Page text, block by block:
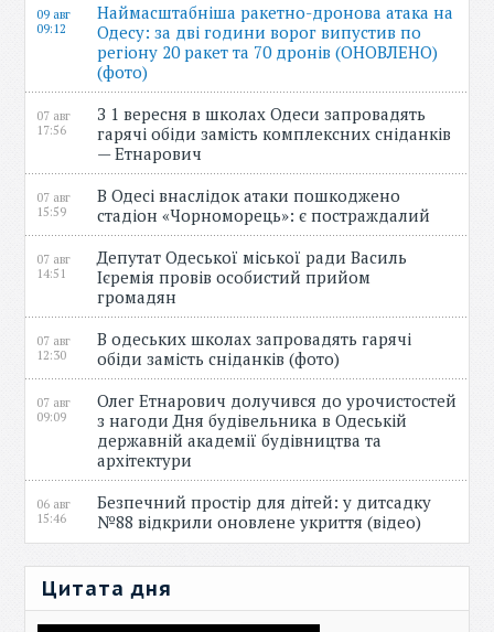
09 авг
09:12
Наймасштабніша ракетно-дронова атака на
Одесу: за дві години ворог випустив по
регіону 20 ракет та 70 дронів (ОНОВЛЕНО)
(фото)
07 авг
17:56
З 1 вересня в школах Одеси запровадять
гарячі обіди замість комплексних сніданків
— Етнарович
07 авг
15:59
В Одесі внаслідок атаки пошкоджено
стадіон «Чорноморець»: є постраждалий
07 авг
14:51
Депутат Одеської міської ради Василь
Ієремія провів особистий прийом
громадян
07 авг
12:30
В одеських школах запровадять гарячі
обіди замість сніданків (фото)
07 авг
09:09
Олег Етнарович долучився до урочистостей
з нагоди Дня будівельника в Одеській
державній академії будівництва та
архітектури
06 авг
15:46
Безпечний простір для дітей: у дитсадку
№88 відкрили оновлене укриття (відео)
Цитата дня